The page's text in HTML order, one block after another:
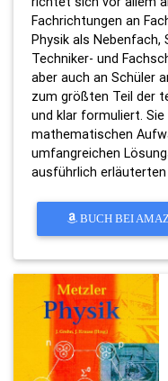
Fachrichtungen an
Physik als Nebenfach,
Techniker- und
aber auch an Schüler
zum größten Teil der
und klar formuliert.
mathematischen
umfangreichen
ausführlich erläuterten
BUCH BEI